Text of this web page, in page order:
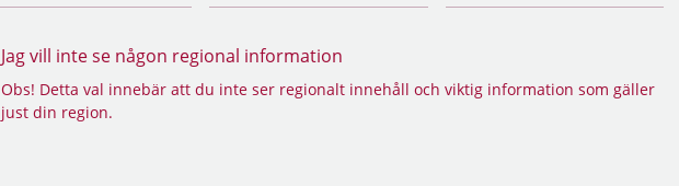
Jag vill inte se någon regional information
Obs! Detta val innebär att du inte ser regionalt innehåll och viktig information som gäller
just din region.